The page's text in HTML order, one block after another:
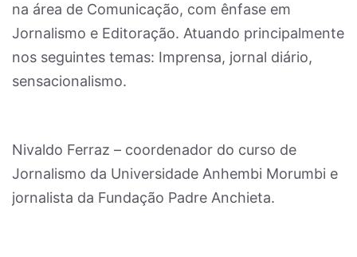
na área de Comunicação, com ênfase em
Jornalismo e Editoração. Atuando principalmente
nos seguintes temas: Imprensa, jornal diário,
sensacionalismo.
Nivaldo Ferraz – coordenador do curso de
Jornalismo da Universidade Anhembi Morumbi e
jornalista da Fundação Padre Anchieta.